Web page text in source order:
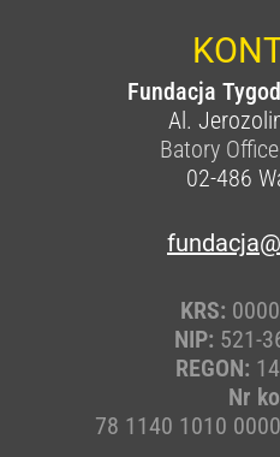
Fundacja
Al.
Batory
02-486
KRS:
NIP: 521-
REGON:
Nr
78 1140 1010